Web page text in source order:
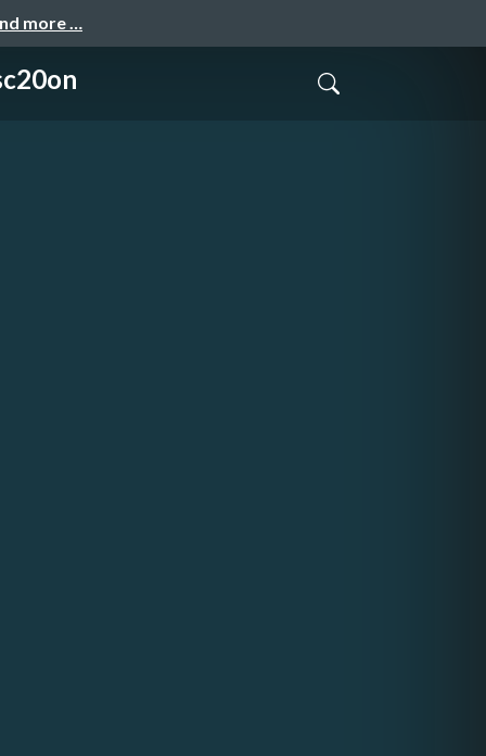
more …